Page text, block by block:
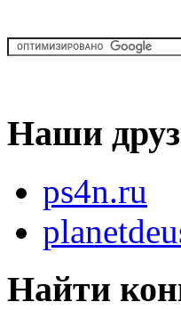
Наши
ps4n.ru
Найти